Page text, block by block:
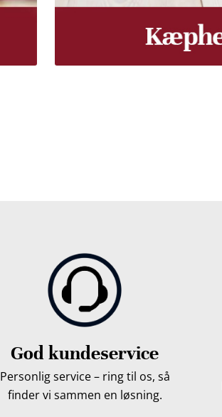
God kundeservice
Personlig service – ring til os, så
finder vi sammen en løsning.